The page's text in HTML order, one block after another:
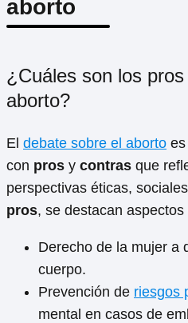
aborto
¿Cuáles son los
aborto?
El debate sobre el aborto
con pros y contras que
perspectivas éticas,
pros, se destacan aspectos
Derecho de la mujer a
cuerpo.
Prevención de riesgos
mental en casos de